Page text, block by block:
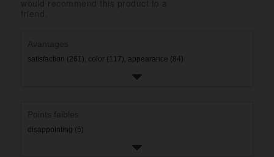
satisfaction (261), color (117), appearance (84)
disappointing (5)